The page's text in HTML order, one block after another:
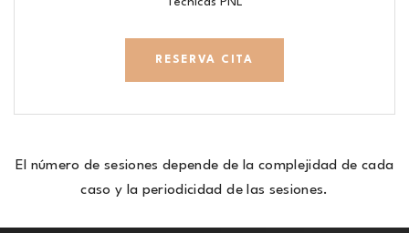
RESERVA CITA
El número de sesiones depende de la complejidad de cada
caso y la periodicidad de las sesiones.